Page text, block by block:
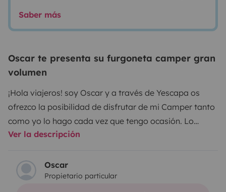
Saber más
Oscar te presenta su furgoneta camper gran
volumen
¡Hola viajeros! soy Oscar y a través de Yescapa os
ofrezco la posibilidad de disfrutar de mi Camper tanto
como yo lo hago cada vez que tengo ocasión. Lo
primero que os tengo que contar es que soy un amante
pintado exterior de la Mercedes Sprinter, está
diseñado y realizado completamente por mí... con
Ver la descripción
Oscar
Propietario particular